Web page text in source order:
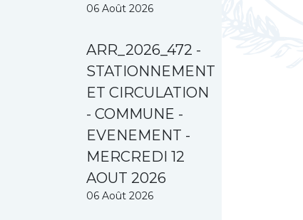
06 Août 2026
ARR_2026_472 -
STATIONNEMENT
ET CIRCULATION
- COMMUNE -
EVENEMENT -
MERCREDI 12
AOUT 2026
06 Août 2026